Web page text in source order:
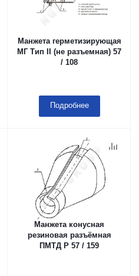
Манжета герметизирующая
МГ Тип II (не разъемная) 57
/ 108
Подробнее
Манжета конусная
резиновая разъёмная
ПМТД Р 57 / 159